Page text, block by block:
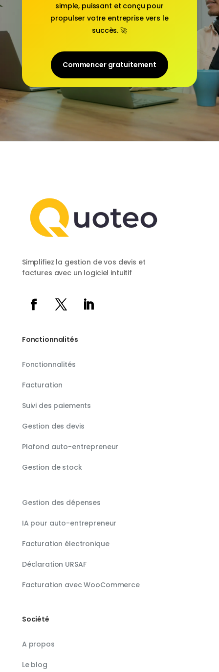
simple, puissant et conçu pour
propulser votre entreprise vers le
succès. 🚀
Commencer gratuitement
Simplifiez la gestion de vos devis et
factures avec un logiciel intuitif
Fonctionnalités
Fonctionnalités
Facturation
Suivi des paiements
Gestion des devis
Plafond auto-entrepreneur
Gestion de stock
Gestion des dépenses
IA pour auto-entrepreneur
Facturation électronique
Déclaration URSAF
Facturation avec WooCommerce
Société
A propos
Le blog